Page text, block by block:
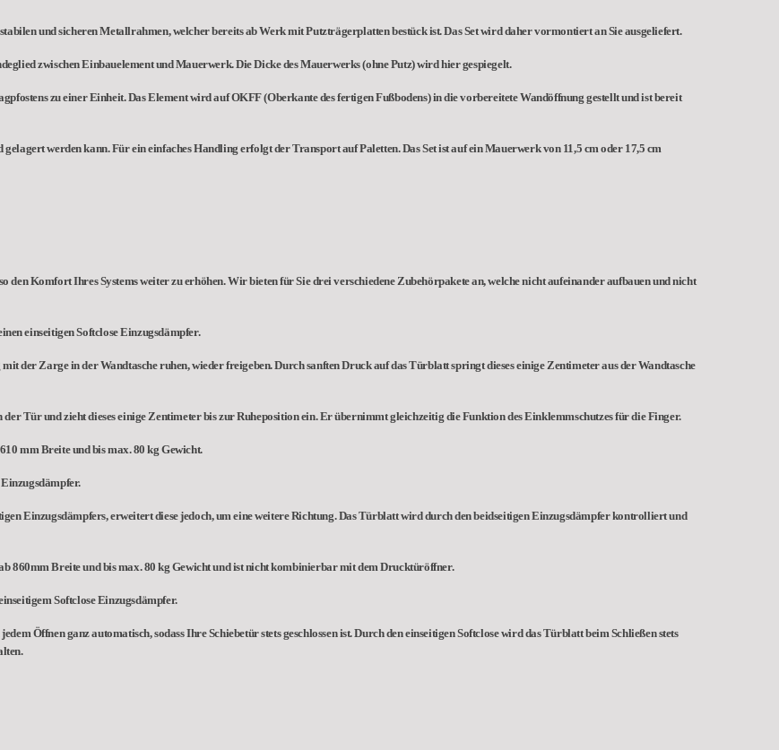
und sicheren Metallrahmen, welcher bereits ab Werk mit Putzträgerplatten bestück ist. Das Set wird daher vormontiert an Sie ausgeliefert.
zwischen Einbauelement und Mauerwerk. Die Dicke des Mauerwerks (ohne Putz) wird hier gespiegelt.
zu einer Einheit. Das Element wird auf OKFF (Oberkante des fertigen Fußbodens) in die vorbereitete Wandöffnung gestellt und ist bereit
werden kann. Für ein einfaches Handling erfolgt der Transport auf Paletten. Das Set ist auf ein Mauerwerk von 11,5 cm oder 17,5 cm
den Komfort Ihres Systems weiter zu erhöhen. Wir bieten für Sie drei verschiedene Zubehörpakete an, welche nicht aufeinander aufbauen und nicht
einseitigen Softclose Einzugsdämpfer.
der Zarge in der Wandtasche ruhen, wieder freigeben. Durch sanften Druck auf das Türblatt springt dieses einige Zentimeter aus der Wandtasche
Tür und zieht dieses einige Zentimeter bis zur Ruheposition ein. Er übernimmt gleichzeitig die Funktion des Einklemmschutzes für die Finger.
mm Breite und bis max. 80 kg Gewicht.
Einzugsdämpfers, erweitert diese jedoch, um eine weitere Richtung. Das Türblatt wird durch den beidseitigen Einzugsdämpfer kontrolliert und
860mm Breite und bis max. 80 kg Gewicht und ist nicht kombinierbar mit dem Drucktüröffner.
Softclose Einzugsdämpfer.
Öffnen ganz automatisch, sodass Ihre Schiebetür stets geschlossen ist. Durch den einseitigen Softclose wird das Türblatt beim Schließen stets